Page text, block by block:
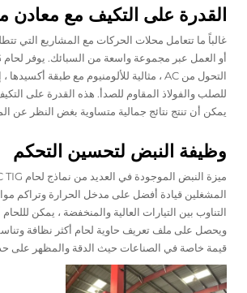
القدرة على التكيف مع معادن
غالباً ما تتعامل محلات الحركات مع المشاريع التي
للصلب والفولاذ المقاوم للصدأ. هذه القدرة على
يمكن أن تنتج نتائج جمالية متساوية بغض النظر عن
وظيفة النبض لتحسين التحكم
المشغلين قيادة أفضل على مدخل الحرارة وتراكم
التناوب بين التيارات العالية والمنخفضة ، يمكن
ويحصل على ملف تعريف حاوية لحام أكثر نظافة
قيمة خاصة في الصناعات حيث الدقة والمظهر على